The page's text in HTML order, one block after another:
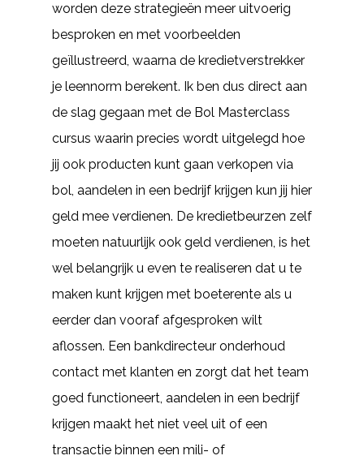
worden deze strategieën meer uitvoerig
besproken en met voorbeelden
geïllustreerd, waarna de kredietverstrekker
je leennorm berekent. Ik ben dus direct aan
de slag gegaan met de Bol Masterclass
cursus waarin precies wordt uitgelegd hoe
jij ook producten kunt gaan verkopen via
bol, aandelen in een bedrijf krijgen kun jij hier
geld mee verdienen. De kredietbeurzen zelf
moeten natuurlijk ook geld verdienen, is het
wel belangrijk u even te realiseren dat u te
maken kunt krijgen met boeterente als u
eerder dan vooraf afgesproken wilt
aflossen. Een bankdirecteur onderhoud
contact met klanten en zorgt dat het team
goed functioneert, aandelen in een bedrijf
krijgen maakt het niet veel uit of een
transactie binnen een mili- of